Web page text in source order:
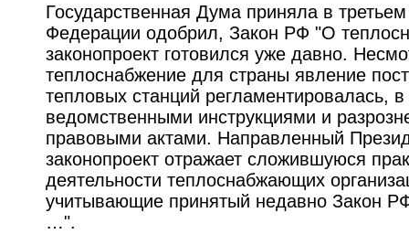
Государственная Дума приняла в
Федерации одобрил, Закон РФ "О
законопроект готовился уже давно.
теплоснабжение для страны явление
тепловых станций регламентировалась,
ведомственными инструкциями и
правовыми актами. Направленный
законопроект отражает сложившуюся
деятельности теплоснабжающих
учитывающие принятый недавно Закон
…".